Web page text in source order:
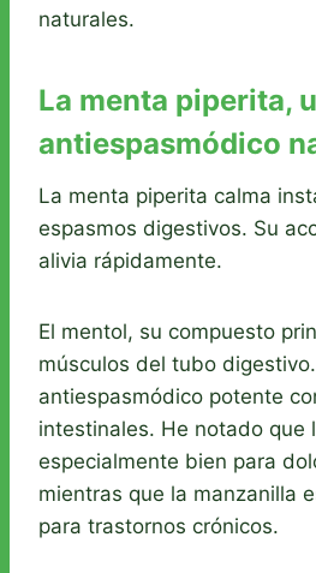
naturales.
La menta piperita,
antiespasmódico
La menta piperita calma
espasmos digestivos. Su
alivia rápidamente.
El mentol, su compuesto
músculos del tubo
antiespasmódico potente
intestinales. He notado que
especialmente bien para
mientras que la manzanilla
para trastornos crónicos.